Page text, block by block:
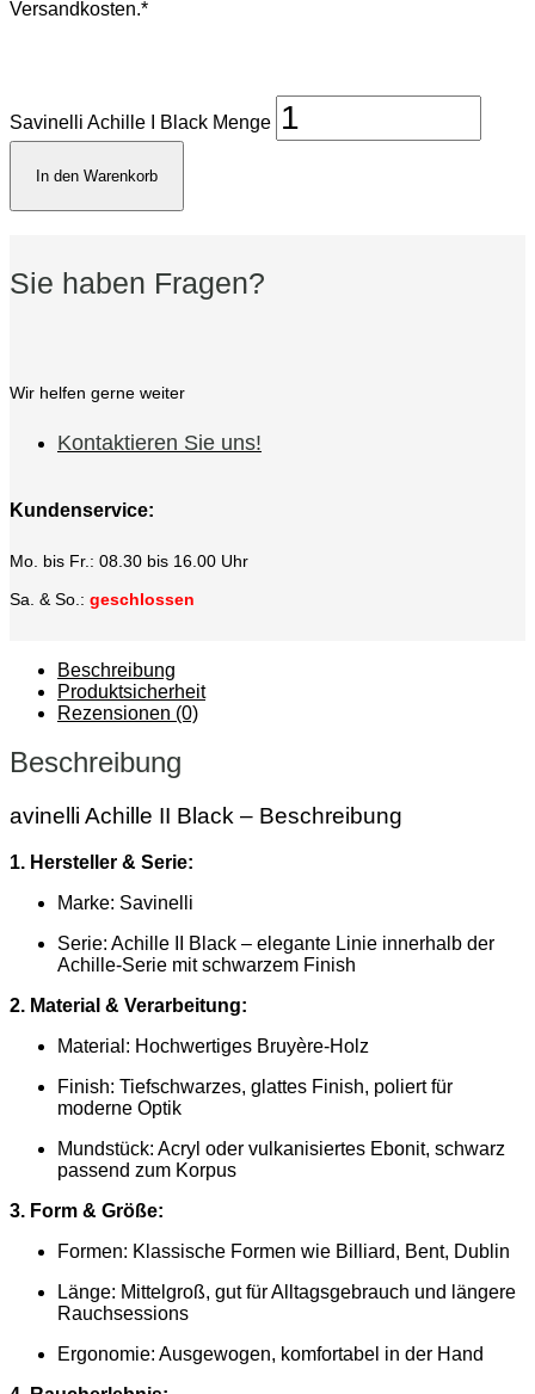
Versandkosten.*
Savinelli Achille I Black Menge
In den Warenkorb
Sie haben Fragen?
Wir helfen gerne weiter
Kontaktieren Sie uns!
Kundenservice:
Mo. bis Fr.: 08.30 bis 16.00 Uhr
Sa. & So.: geschlossen
Beschreibung
Produktsicherheit
Rezensionen (0)
Beschreibung
avinelli Achille II Black – Beschreibung
1. Hersteller & Serie:
Marke: Savinelli
Serie: Achille II Black – elegante Linie innerhalb der
Achille-Serie mit schwarzem Finish
2. Material & Verarbeitung:
Material: Hochwertiges Bruyère-Holz
Finish: Tiefschwarzes, glattes Finish, poliert für
moderne Optik
Mundstück: Acryl oder vulkanisiertes Ebonit, schwarz
passend zum Korpus
3. Form & Größe:
Formen: Klassische Formen wie Billiard, Bent, Dublin
Länge: Mittelgroß, gut für Alltagsgebrauch und längere
Rauchsessions
Ergonomie: Ausgewogen, komfortabel in der Hand